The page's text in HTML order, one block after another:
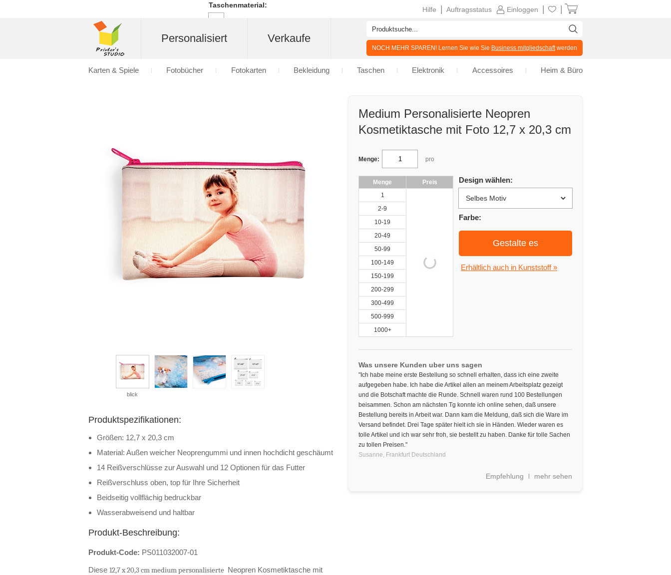
Medium Personalisierte Neopren
Kosmetiktasche mit Foto 12,7 x 20,3 cm
Menge: pro
Menge
Preis
1
2-9
10-19
20-49
50-99
100-149
150-199
200-299
300-499
500-999
1000+
Design wählen:
Farbe:
Taschenmaterial:
Gestalte es
Erhältlich auch in Kunststoff »
Was unsere Kunden uber uns sagen
"Ich habe meine erste Bestellung so schnell erhalten, dass ich eine zweite
aufgegeben habe. Ich habe die Artikel allen an meinem Arbeitsplatz gezeigt
und die Botschaft machte die Runde. Schnell waren rund 100 Bestellungen
beisammen. Schon am nächsten Tg konnte ich online sehen, daß unsere
Bestellung bereits in Arbeit war. Dann kam die Meldung, daß sich die Ware im
Versand befindet. Drei Tage später hielt ich sie in Händen. Wieder waren es
tolle Artikel und ich war sehr froh, sie bestellt zu haben. Danke für tolle Sachen
zu tollen Preisen."
Susanne, Frankfurt Deutschland
Empfehlung mehr sehen
blick
Produktspezifikationen:
Größen: 12,7 x 20,3 cm
Material: Außen weicher Neoprengummi und innen hochdicht geschäumt
14 Reißverschlüsse zur Auswahl und 12 Optionen für das Futter
Reißverschluss oben, top für Ihre Sicherheit
Beidseitig vollflächig bedruckbar
Wasserabweisend und haltbar
Produkt-Beschreibung:
Produkt-Code: PS011032007-01
Diese 12,7 x 20,3 cm medium personalisierte Neopren Kosmetiktasche mit
Einloggen
Auftragsstatus
Hilfe
Personalisiert Verkaufe
NOCH MEHR SPAREN! Lernen Sie wie Sie Business mitgliedschaftwerden
Karten & Spiele Fotobücher Fotokarten Bekleidung Taschen Elektronik Accessoires Heim & Büro